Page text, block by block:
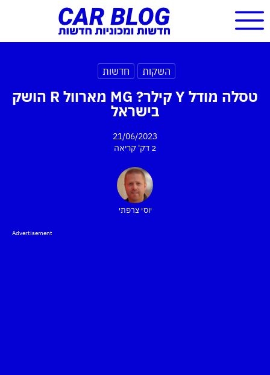
השקות חדשות
טסלה מודל Y קילר? MG מארוול R הושק
בישראל
21/06/2023
2 דק'
קריאה
יוסי צרפתי
Advertisement